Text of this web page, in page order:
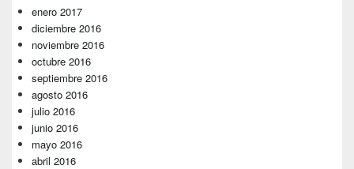
enero 2017
diciembre 2016
noviembre 2016
octubre 2016
septiembre 2016
agosto 2016
julio 2016
junio 2016
mayo 2016
abril 2016